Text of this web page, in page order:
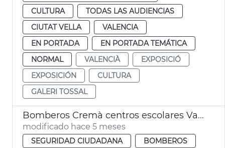
CULTURA
TODAS LAS AUDIENCIAS
CIUTAT VELLA
VALENCIA
EN PORTADA
EN PORTADA TEMÁTICA
NORMAL
VALENCIÀ
EXPOSICIÓ
EXPOSICIÓN
CULTURA
GALERI TOSSAL
Bomberos Cremà centros escolares València
modificado hace 5 meses
SEGURIDAD CIUDADANA
BOMBEROS